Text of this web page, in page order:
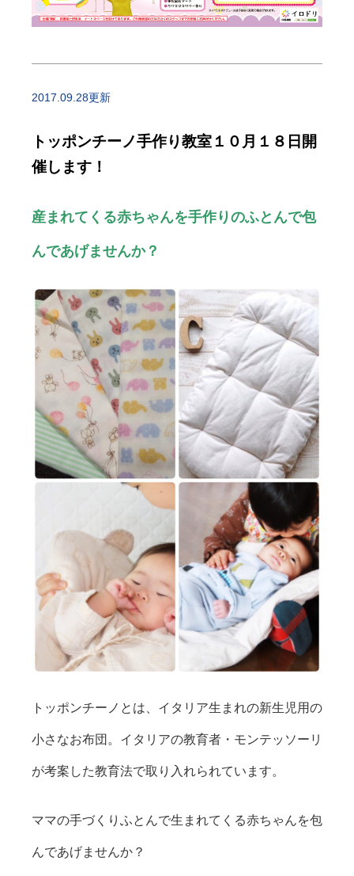
2017.09.28更新
トッポンチーノ手作り教室１０月１８日開
催します！
産まれてくる赤ちゃんを手作りのふとんで包
んであげませんか？
トッポンチーノとは、イタリア生まれの新生児用の
小さなお布団。イタリアの教育者・モンテッソーリ
が考案した教育法で取り入れられています。
ママの手づくりふとんで生まれてくる赤ちゃんを包
んであげませんか？